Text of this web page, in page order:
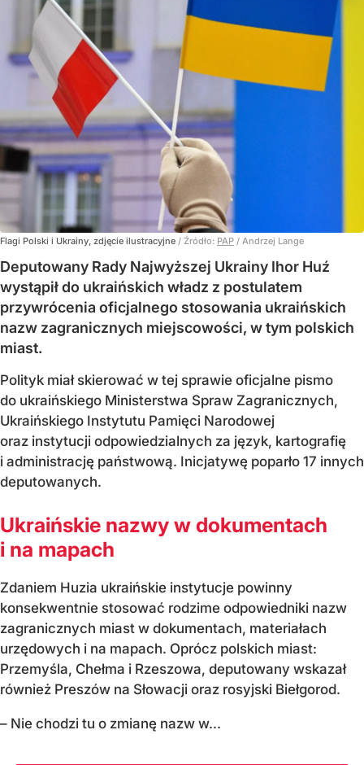
Flagi Polski i Ukrainy, zdjęcie ilustracyjne / Źródło: PAP / Andrzej Lange
Deputowany Rady Najwyższej Ukrainy Ihor Huź
wystąpił do ukraińskich władz z postulatem
przywrócenia oficjalnego stosowania ukraińskich
nazw zagranicznych miejscowości, w tym polskich
miast.
Polityk miał skierować w tej sprawie oficjalne pismo
do ukraińskiego Ministerstwa Spraw Zagranicznych,
Ukraińskiego Instytutu Pamięci Narodowej
oraz instytucji odpowiedzialnych za język, kartografię
i administrację państwową. Inicjatywę poparło 17 innych
deputowanych.
Ukraińskie nazwy w dokumentach
i na mapach
Zdaniem Huzia ukraińskie instytucje powinny
konsekwentnie stosować rodzime odpowiedniki nazw
zagranicznych miast w dokumentach, materiałach
urzędowych i na mapach. Oprócz polskich miast:
Przemyśla, Chełma i Rzeszowa, deputowany wskazał
również Preszów na Słowacji oraz rosyjski Biełgorod.
– Nie chodzi tu o zmianę nazw w...